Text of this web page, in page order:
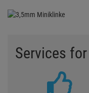
Services